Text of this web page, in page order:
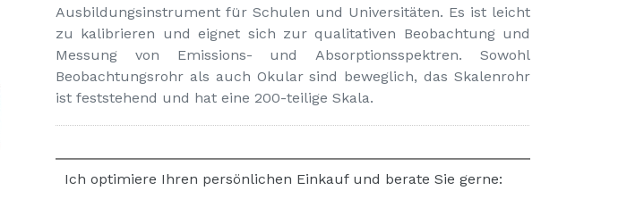
Ausbildungsinstrument für Schulen und Universitäten. Es ist leicht
zu kalibrieren und eignet sich zur qualitativen Beobachtung und
Messung von Emissions- und Absorptionsspektren. Sowohl
Beobachtungsrohr als auch Okular sind beweglich, das Skalenrohr
ist feststehend und hat eine 200-teilige Skala.
Ich optimiere Ihren persönlichen Einkauf und berate Sie gerne: